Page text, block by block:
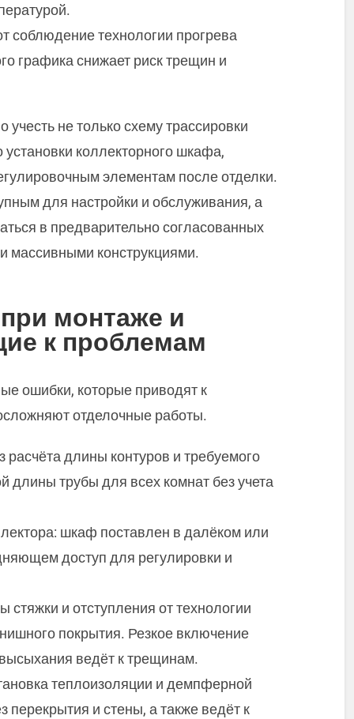
соблюдение технологии прогрева
графика снижает риск трещин и
не только схему трассировки
коллекторного шкафа,
элементам после отделки.
для настройки и обслуживания, а
в предварительно согласованных
массивными конструкциями.
монтаже и
к проблемам
ошибки, которые приводят к
отделочные работы.
длины контуров и требуемого
длины трубы для всех комнат без учета
шкаф поставлен в далёком или
доступ для регулировки и
и отступления от технологии
покрытия. Резкое включение
ведёт к трещинам.
теплоизоляции и демпферной
перекрытия и стены, а также ведёт к